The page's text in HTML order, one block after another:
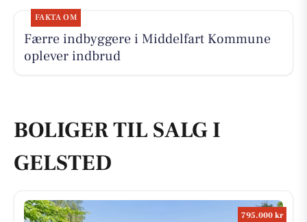
FAKTA OM
Færre indbyggere i Middelfart Kommune
oplever indbrud
BOLIGER TIL SALG I
GELSTED
795.000 kr